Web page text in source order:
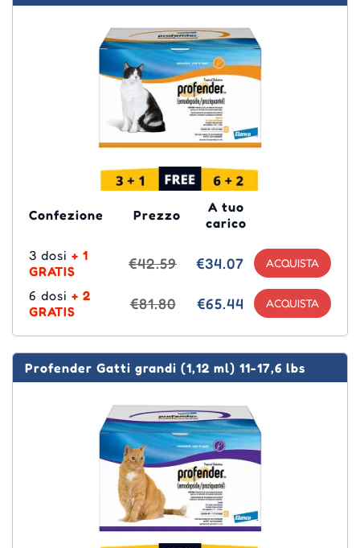
Confezione Prezzo
A tuo
carico
3 dosi + 1
GRATIS
€42.59 €34.07
6 dosi + 2
GRATIS
€81.80 €65.44
Profender Gatti grandi (1,12 ml) 11-17,6 lbs